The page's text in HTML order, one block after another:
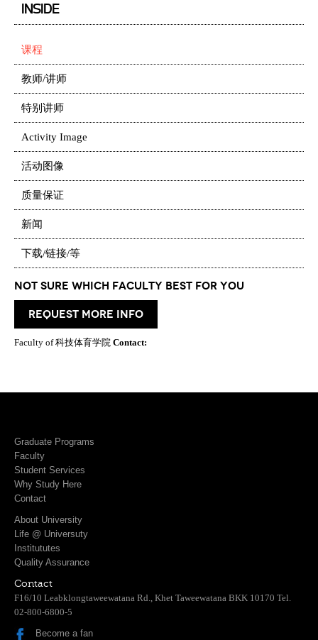
INSIDE
课程
教师/讲师
特别讲师
Activity Image
活动图像
质量保证
新闻
下载/链接/等
Not Sure which Faculty best for you
request more info
Faculty of 科技体育学院 Contact:
Graduate Programs
Faculty
Student Services
Why Study Here
Contact
About University
Life @ Universuty
Institututes
Quality Assurance
Contact
F16/10 Leabklongtaweewatana Rd., Khet Taweewatana BKK 10170 Tel.
02-800-6800-5
Become a fan